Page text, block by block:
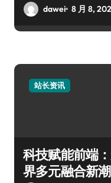
dawei 8 月 8,
站长资讯
科技赋能前端
界多元融合新潮